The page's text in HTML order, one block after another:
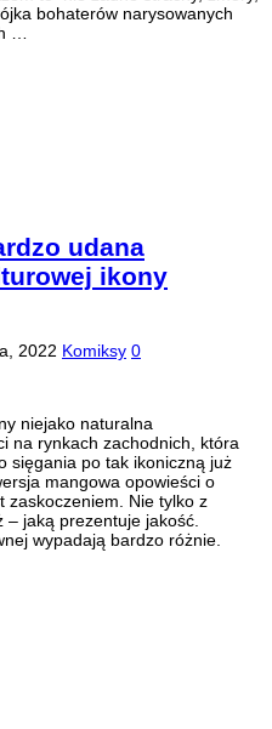
bohaterów narysowanych
…
udana
ikony
2022 Komiksy 0
niejako naturalna
na rynkach zachodnich, która
sięgania po tak ikoniczną już
mangowa opowieści o
zaskoczeniem. Nie tylko z
– jaką prezentuje jakość.
wypadają bardzo różnie.